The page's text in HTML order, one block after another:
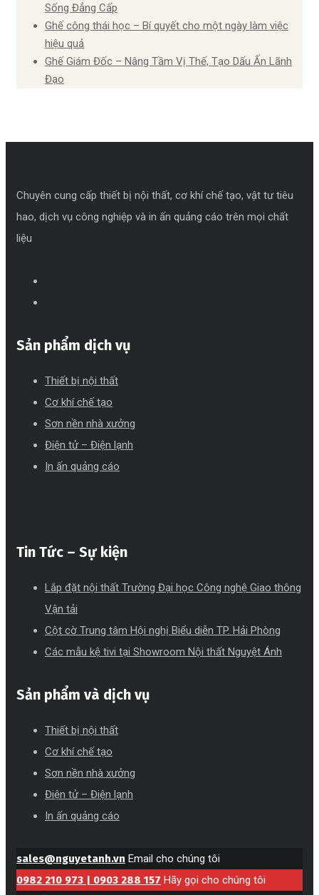
Sống Đẳng Cấp
Ghế công thái học – Bí quyết cho một ngày làm việc
hiệu quả
Ghế Giám Đốc – Nâng Tầm Vị Thế, Tạo Dấu Ấn Lãnh
Đạo
Chuyên cung cấp thiết bị nội thất, cơ khí chế tạo, vật tư tiêu
hao, dịch vụ công nghiệp và in ấn quảng cáo trên mọi chất
liệu
Sản phẩm dịch vụ
Thiết bị nội thất
Cơ khí chế tạo
Sơn nền nhà xưởng
Điện tử – Điện lạnh
In ấn quảng cáo
Tin Tức – Sự kiện
Lắp đặt nội thất Trường Đại học Công nghệ Giao thông
Vận tải
Cột cờ Trung tâm Hội nghị Biểu diễn TP. Hải Phòng
Các mẫu kệ tivi tại Showroom Nội thất Nguyệt Ánh
Sản phẩm và dịch vụ
Thiết bị nội thất
Cơ khí chế tạo
Sơn nền nhà xưởng
Điện tử – Điện lạnh
In ấn quảng cáo
sales@nguyetanh.vn Email cho chúng tôi
0982 210 973 | 0903 288 157 Hãy gọi cho chúng tôi